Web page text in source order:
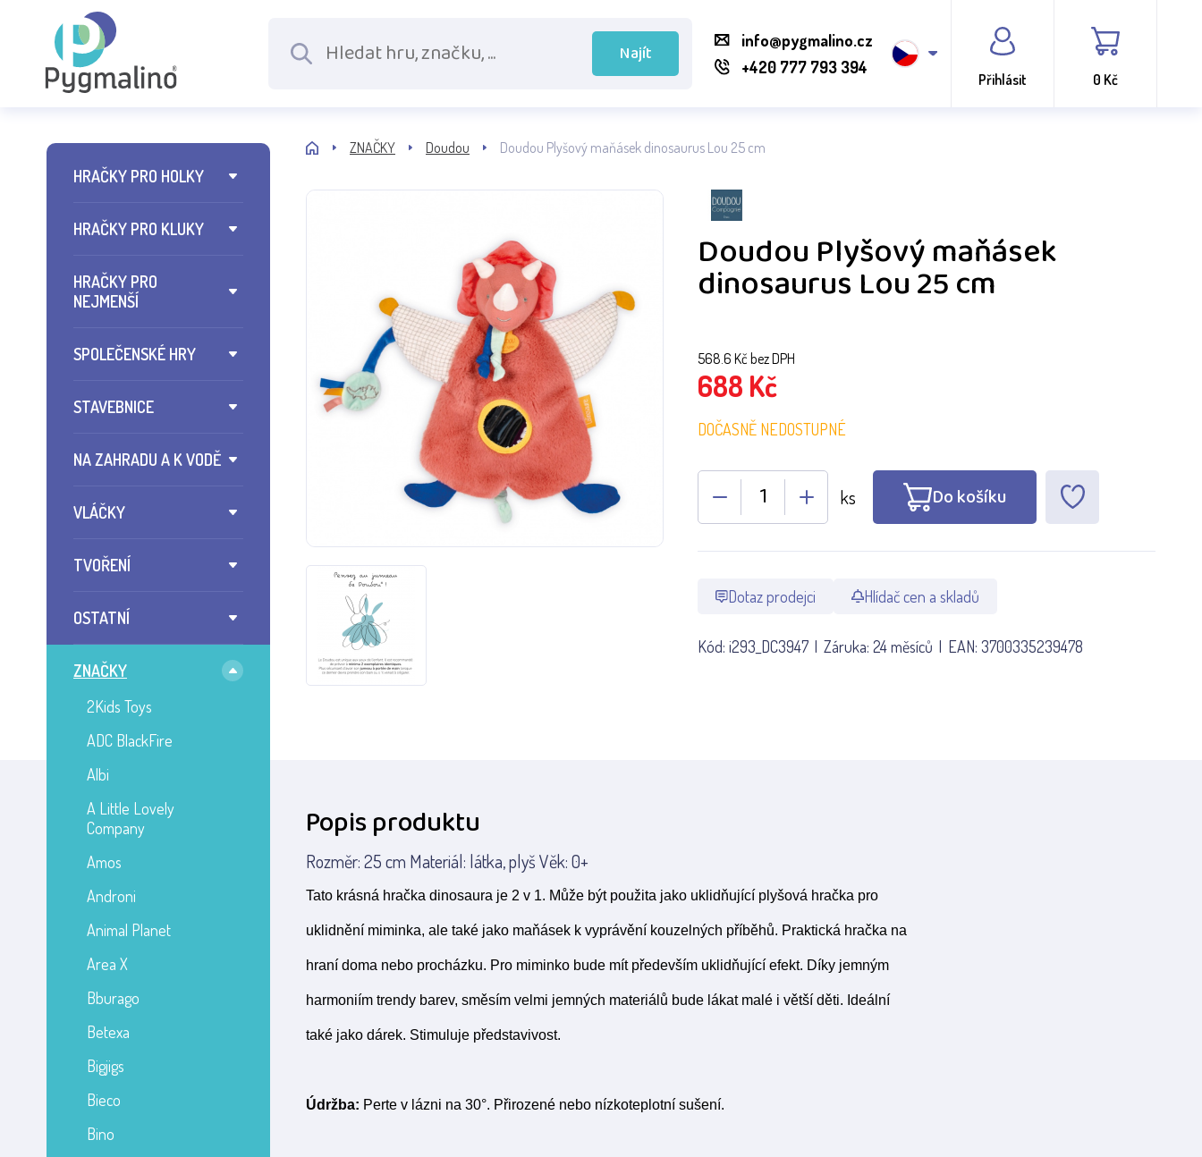
Najít
info@pygmalino.cz
+420 777 793 394
Přihlásit 0 Kč
HRAČKY PRO HOLKY
HRAČKY PRO KLUKY
HRAČKY PRO
NEJMENŠÍ
SPOLEČENSKÉ HRY
STAVEBNICE
NA ZAHRADU A K VODĚ
VLÁČKY
TVOŘENÍ
OSTATNÍ
ZNAČKY
2Kids Toys
ADC BlackFire
Albi
A Little Lovely
Company
Amos
Androni
Animal Planet
Area X
Bburago
Betexa
Bigjigs
Bieco
Bino
ZNAČKY Doudou Doudou Plyšový maňásek dinosaurus Lou 25 cm
Doudou Plyšový maňásek
dinosaurus Lou 25 cm
568.6 Kč bez DPH
688 Kč
DOČASNĚ NEDOSTUPNÉ
ks Do košíku
Dotaz prodejci Hlídač cen a skladů
Kód: i293_DC3947 Záruka: 24 měsíců EAN: 3700335239478
Popis produktu
Rozměr: 25 cm Materiál: látka, plyš Věk: 0+
Tato krásná hračka dinosaura je 2 v 1. Může být použita jako uklidňující plyšová hračka pro
uklidnění miminka, ale také jako maňásek k vyprávění kouzelných příběhů. Praktická hračka na
hraní doma nebo procházku. Pro miminko bude mít především uklidňující efekt. Díky jemným
harmoniím trendy barev, směsím velmi jemných materiálů bude lákat malé i větší děti. Ideální
také jako dárek. Stimuluje představivost.
Údržba: Perte v lázni na 30°. Přirozené nebo nízkoteplotní sušení.